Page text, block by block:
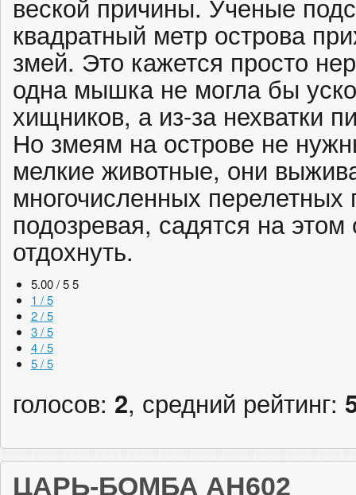
квадратный метр острова
змей. Это кажется просто
одна мышка не могла бы
хищников, а из-за нехватки
Но змеям на острове не
мелкие животные, они
многочисленных перелетных
подозревая, садятся на
отдохнуть.
5.00 / 5 5
1 / 5
2 / 5
3 / 5
4 / 5
5 / 5
голосов: 2, средний рейтинг:
ЦАРЬ-БОМБА АН602